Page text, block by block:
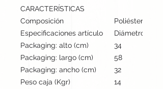
CARACTERÍSTICAS
Composición
Poliéster 600D
Especificaciones artículo
Diámetro: 30
Packaging: alto (cm)
34
Packaging: largo (cm)
58
Packaging: ancho (cm)
32
Peso caja (Kgr)
14